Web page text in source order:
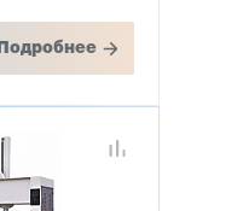
Подробнее